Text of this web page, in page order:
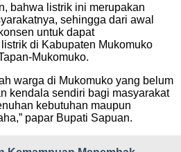
bahwa listrik ini merupakan
sehingga dari awal
untuk dapat
di Kabupaten Mukomuko
Mukomuko.
warga di Mukomuko yang belum
kendala sendiri bagi masyarakat
kebutuhan maupun
papar Bupati Sapuan.